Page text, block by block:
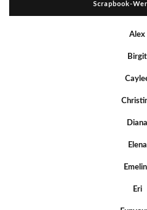
Scrapbook-
Alex
Birgit
Diana
Elena
Eri